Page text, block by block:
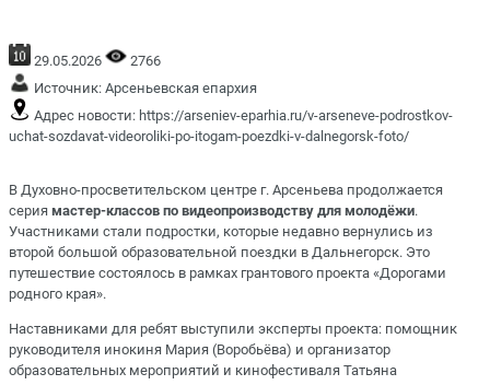
29.05.2026
2766
Источник: Арсеньевская епархия
Адрес новости: https://arseniev-eparhia.ru/v-arseneve-podrostkov-
uchat-sozdavat-videoroliki-po-itogam-poezdki-v-dalnegorsk-foto/
В Духовно-просветительском центре г. Арсеньева продолжается
серия мастер-классов по видеопроизводству для молодёжи.
Участниками стали подростки, которые недавно вернулись из
второй большой образовательной поездки в Дальнегорск. Это
путешествие состоялось в рамках грантового проекта «Дорогами
родного края».
Наставниками для ребят выступили эксперты проекта: помощник
руководителя инокиня Мария (Воробьёва) и организатор
образовательных мероприятий и кинофестиваля Татьяна